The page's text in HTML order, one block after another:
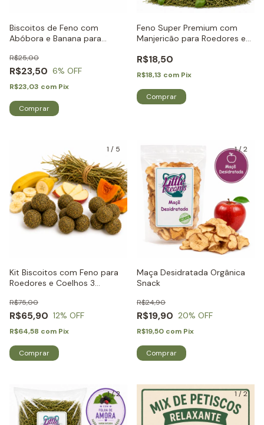
Biscoitos de Feno com
Abóbora e Banana para
Dreams
R$23,50
R$25,00
6% OFF
R$23,03 com Pix
Feno Super Premium com
Manjericão para Roedores e
R$18,50
R$18,13 com Pix
1 / 5
Kit Biscoitos com Feno para
Roedores e Coelhos 3
R$65,90
R$75,00
12% OFF
R$64,58 com Pix
1/2
Maça Desidratada Orgânica
Snack
R$19,90
R$24,90
20% OFF
R$19,50 com Pix
1/2 1/2